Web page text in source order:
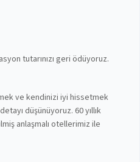
tutarınızı geri ödüyoruz.
ve kendinizi iyi hissetmek
düşünüyoruz. 60 yıllık
anlaşmalı otellerimiz ile